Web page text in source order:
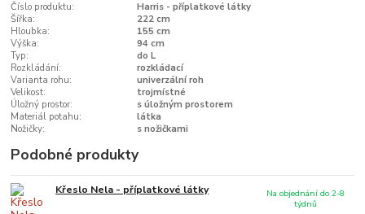
Číslo produktu:
Harris - příplatkové látky
Šířka:
222 cm
Hloubka:
155 cm
Výška:
94 cm
Typ:
do L
Rozkládání:
rozkládací
Varianta rohu:
univerzální roh
Velikost:
trojmístné
Úložný prostor:
s úložným prostorem
Materiál potahu:
látka
Nožičky:
s nožičkami
Podobné produkty
Křeslo Nela - příplatkové látky
Na objednání do 2-8
týdnů